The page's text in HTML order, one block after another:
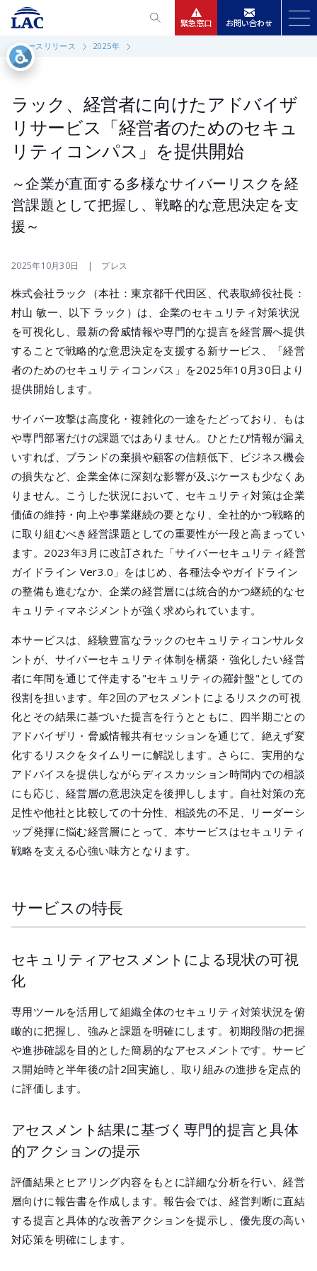
緊急窓口 お問い合わせ
ニュースリリース
会社情報
IR情報
メールマガ
公式SNS
ニュースリリース 2025年
ラック、経営者に向けたアドバイザ
リサービス「経営者のためのセキュ
リティコンパス」を提供開始
～企業が直面する多様なサイバーリスクを経
営課題として把握し、戦略的な意思決定を支
援～
2025年10月30日 | プレス
株式会社ラック（本社：東京都千代田区、代表取締役社長：
村山 敏一、以下 ラック）は、企業のセキュリティ対策状況
を可視化し、最新の脅威情報や専門的な提言を経営層へ提供
することで戦略的な意思決定を支援する新サービス、「経営
者のためのセキュリティコンパス」を2025年10月30日より
提供開始します。
サイバー攻撃は高度化・複雑化の一途をたどっており、もは
や専門部署だけの課題ではありません。ひとたび情報が漏え
いすれば、ブランドの棄損や顧客の信頼低下、ビジネス機会
の損失など、企業全体に深刻な影響が及ぶケースも少なくあ
りません。こうした状況において、セキュリティ対策は企業
価値の維持・向上や事業継続の要となり、全社的かつ戦略的
に取り組むべき経営課題としての重要性が一段と高まってい
ます。2023年3月に改訂された「サイバーセキュリティ経営
ガイドライン Ver3.0」をはじめ、各種法令やガイドライン
の整備も進むなか、企業の経営層には統合的かつ継続的なセ
キュリティマネジメントが強く求められています。
本サービスは、経験豊富なラックのセキュリティコンサルタ
ントが、サイバーセキュリティ体制を構築・強化したい経営
者に年間を通じて伴走する"セキュリティの羅針盤"としての
役割を担います。年2回のアセスメントによるリスクの可視
化とその結果に基づいた提言を行うとともに、四半期ごとの
アドバイザリ・脅威情報共有セッションを通じて、絶えず変
化するリスクをタイムリーに解説します。さらに、実用的な
アドバイスを提供しながらディスカッション時間内での相談
にも応じ、経営層の意思決定を後押しします。自社対策の充
足性や他社と比較しての十分性、相談先の不足、リーダーシ
ップ発揮に悩む経営層にとって、本サービスはセキュリティ
戦略を支える心強い味方となります。
サービスの特長
セキュリティアセスメントによる現状の可視
化
専用ツールを活用して組織全体のセキュリティ対策状況を俯
瞰的に把握し、強みと課題を明確にします。初期段階の把握
や進捗確認を目的とした簡易的なアセスメントです。サービ
ス開始時と半年後の計2回実施し、取り組みの進捗を定点的
に評価します。
アセスメント結果に基づく専門的提言と具体
的アクションの提示
評価結果とヒアリング内容をもとに詳細な分析を行い、経営
層向けに報告書を作成します。報告会では、経営判断に直結
する提言と具体的な改善アクションを提示し、優先度の高い
対応策を明確にします。